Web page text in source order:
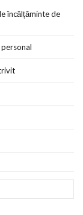
încălțăminte de